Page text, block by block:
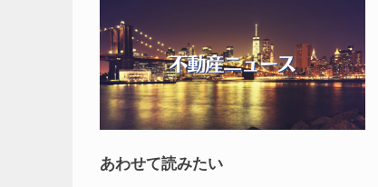
あわせて読みたい